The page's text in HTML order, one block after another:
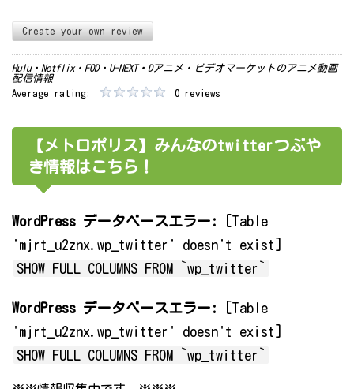
Create your own review
Hulu・Netflix・FOD・U-NEXT・Dアニメ・ビデオマーケットのアニメ動画
配信情報
Average rating:
0 reviews
【メトロポリス】みんなのtwitterつぶや
き情報はこちら！
WordPress データベースエラー:
[Table
'mjrt_u2znx.wp_twitter' doesn't exist]
SHOW FULL COLUMNS FROM `wp_twitter`
WordPress データベースエラー:
[Table
'mjrt_u2znx.wp_twitter' doesn't exist]
SHOW FULL COLUMNS FROM `wp_twitter`